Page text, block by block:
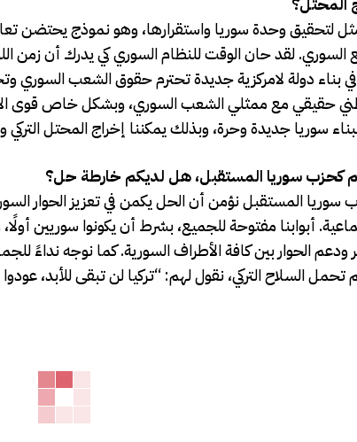
لتحقيق وحدة سوريا واستقرارها، وهو نموذج
السوري. لقد حان الوقت للنظام السوري كي يدرك أن زمن
في بناء دولة لامركزية جديدة تحترم حقوق الشعب
حقيقي مع ممثلي الشعب السوري، وبشكل خاص قوى الإدارة
كحزب سوريا المستقبل، هل لديكم خارطة حل؟
سوريا المستقبل نؤمن أن الحل يكمن في تعزيز الحوار
أبوابنا مفتوحة للجميع، بشرط أن يكونوا سوريين
الحوار بين كافة الأطراف السورية. كما نوجه نداءً
تحمل السلاح التركي، نقول لهم: “تركيا لن تبقى للأبد،